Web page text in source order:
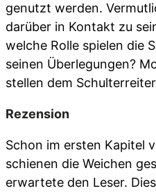
genutzt werden.
darüber in Kontakt zu
welche Rolle spielen die
seinen Überlegungen?
stellen dem
Rezension
Schon im ersten Kapitel
schienen die Weichen
erwartete den Leser.